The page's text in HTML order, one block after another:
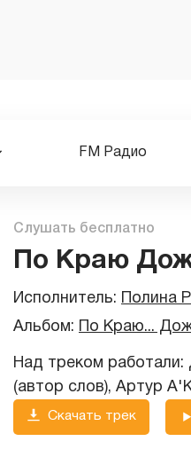
FM Радио
Слушать бесплатно
По Краю
Исполнитель:
Полина
Альбом:
По Краю...
Над треком
(автор слов), Артур
Скачать трек